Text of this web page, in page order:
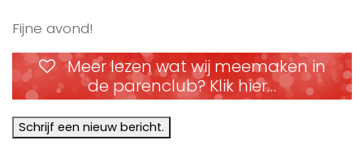
Fijne avond!
Meer lezen wat wij meemaken in
de parenclub? Klik hier…